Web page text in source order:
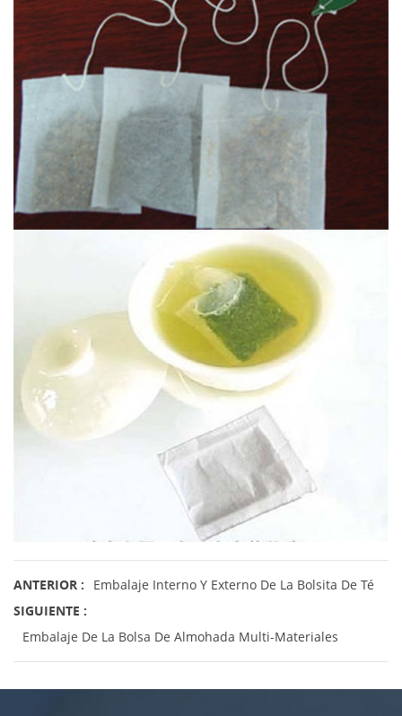
ANTERIOR :
Embalaje Interno Y Externo De La Bolsita De Té
SIGUIENTE :
Embalaje De La Bolsa De Almohada Multi-Materiales